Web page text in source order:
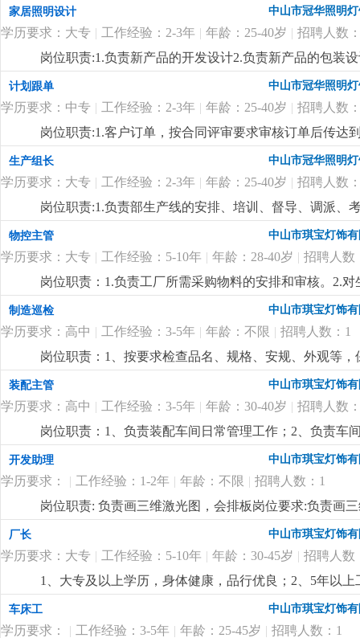
家居照明设计 中山市冠华照明
学历要求：大专 | 工作经验：2-3年 | 年龄：25-40岁 | 招聘人数
岗位职责:1.负责新产品的开发设计2.负责新产品的包装
制定新产品的工艺流程岗位要求:1.大专以上学历，产品
功底3.有二年灯饰行业灯饰产品设计工作经验4.有欧、
计划跟单 中山市冠华照明
学历要求：中专 | 工作经验：2-3年 | 年龄：25-40岁 | 招聘人数
岗位职责:1.客户订单，按合同评审要求审核订单后传达
2.根据生产部反馈信息掌握生产进度及欠料、品质问题
安排生产，跟踪样品进度及客户确认结果。安排送样、
知相关部门5.客户资信、客户订单、文件分发的整理和
记、初步处理、信息传递及处理结果跟踪7.经常与客户
wod等办公软件；。自制成品输入、输出月结及成品电
顾客满意度测量程序对客户满意度进行调查及汇总分析
守则外，心须遵守公司制定的工作守则，有违反守则的
优先考虑2.有较好的沟通表达能力及服务意识，具有两
责任心，办事严谨4.熟练电脑操作及office办公软件，具
以及语言表达能力
生产组长 中山市冠华照明
学历要求：大专 | 工作经验：2-3年 | 年龄：25-40岁 | 招聘人数
岗位职责:1.负责部生产线的安排、培训、督导、调派、
掌握属员之心态与动向，及时反映属员之情况，并研拟
融入公司文化、热爱公司、热爱本行业、为公司创造效
生产任务、生产顺序及完成期限，产前说明并严格执行
况，调控好生产序次与进度，带领团队按时、保质、保
施且督导实施，确定指标产量并贯彻达成 4.负责安排人
中之自我品质控制及物料损耗有效管制之督导 6.负责品
执行，上报处理异常 8.负责安排人员执行不良品、不合
之编制、审核、分析与呈报10.负责作业现场6s工作及
要求:1.1年以上生产现场管理工作经验,有电子产品生产
量控制及生产效率提升4.生产现场''6s‘管理更详细...
物控主管 中山市琪宝灯饰
学历要求：大专 | 工作经验：5-10年 | 年龄：28-40岁 | 招聘人数
岗位职责：1.负责工厂所需采购物料的安排和审核。2.
了解。4.负责采购员、计划员和车辆的管理。5.监督车
历，电脑精通；2.5年以上非标工程灯饰企业计划管理
控制能力，有较强的管理、组织、协调、沟通能力；4.
制造巡检 中山市琪宝灯饰
学历要求：高中 | 工作经验：3-5年 | 年龄：不限 | 招聘人数：1
岗位职责：1、按要求检查品名、规格、安规、外观等
悉酒店工程灯饰结构、安规要求，整体效果，表面加工
装配主管 中山市琪宝灯饰
学历要求：高中 | 工作经验：3-5年 | 年龄：30-40岁 | 招聘人数
岗位职责：1、负责装配车间日常管理工作；2、负责车
经验；2、熟悉灯饰（工程灯、非标灯饰）装配流程优先
开发助理 中山市琪宝灯饰
学历要求： | 工作经验：1-2年 | 年龄：不限 | 招聘人数：1
岗位职责: 负责画三维激光图，会排板岗位要求:负责画
厂长 中山市琪宝灯饰
学历要求：大专 | 工作经验：5-10年 | 年龄：30-45岁 | 招聘人数
1、大专及以上学历，身体健康，品行优良；2、5年以
达能力强，思维敏捷，员工激励手法熟练；4、有
定的培训能力，指导帮助下属成长经验丰富；更详细 ...
车床工 中山市琪宝灯饰
学历要求： | 工作经验：3-5年 | 年龄：25-45岁 | 招聘人数：1